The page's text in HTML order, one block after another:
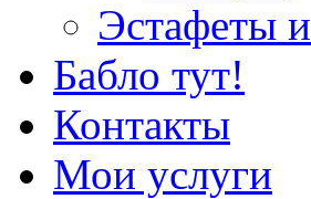
Эстафеты
Бабло тут!
Контакты
Мои услуги